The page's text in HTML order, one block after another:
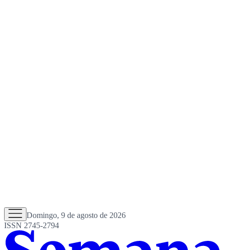
Domingo, 9 de agosto de 2026
ISSN 2745-2794